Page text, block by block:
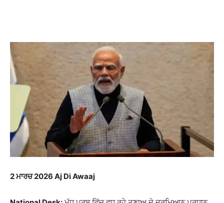
2 ਮਾਰਚ 2026 Aj Di Awaaj